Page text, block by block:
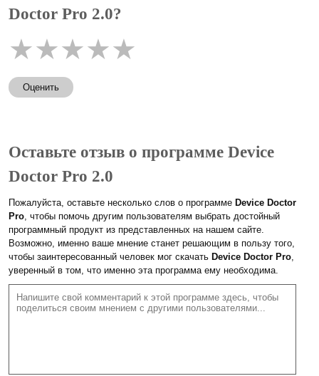
Doctor Pro 2.0?
★★★★★
Оценить
Оставьте отзыв о программе Device
Doctor Pro 2.0
Пожалуйста, оставьте несколько слов о программе Device Doctor
Pro, чтобы помочь другим пользователям выбрать достойный
программный продукт из представленных на нашем сайте.
Возможно, именно ваше мнение станет решающим в пользу того,
чтобы заинтересованный человек мог скачать Device Doctor Pro,
уверенный в том, что именно эта программа ему необходима.